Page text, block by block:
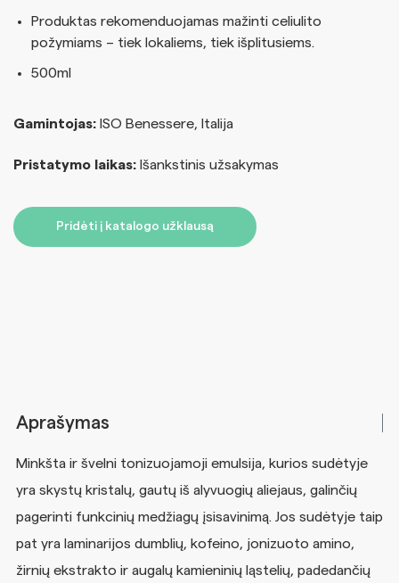
Produktas rekomenduojamas mažinti celiulito
požymiams – tiek lokaliems, tiek išplitusiems.
500ml
Gamintojas: ISO Benessere, Italija
Pristatymo laikas: Išankstinis užsakymas
Pridėti į katalogo užklausą
Aprašymas
Minkšta ir švelni tonizuojamoji emulsija, kurios sudėtyje
yra skystų kristalų, gautų iš alyvuogių aliejaus, galinčių
pagerinti funkcinių medžiagų įsisavinimą. Jos sudėtyje taip
pat yra laminarijos dumblių, kofeino, jonizuoto amino,
žirnių ekstrakto ir augalų kamieninių ląstelių, padedančių